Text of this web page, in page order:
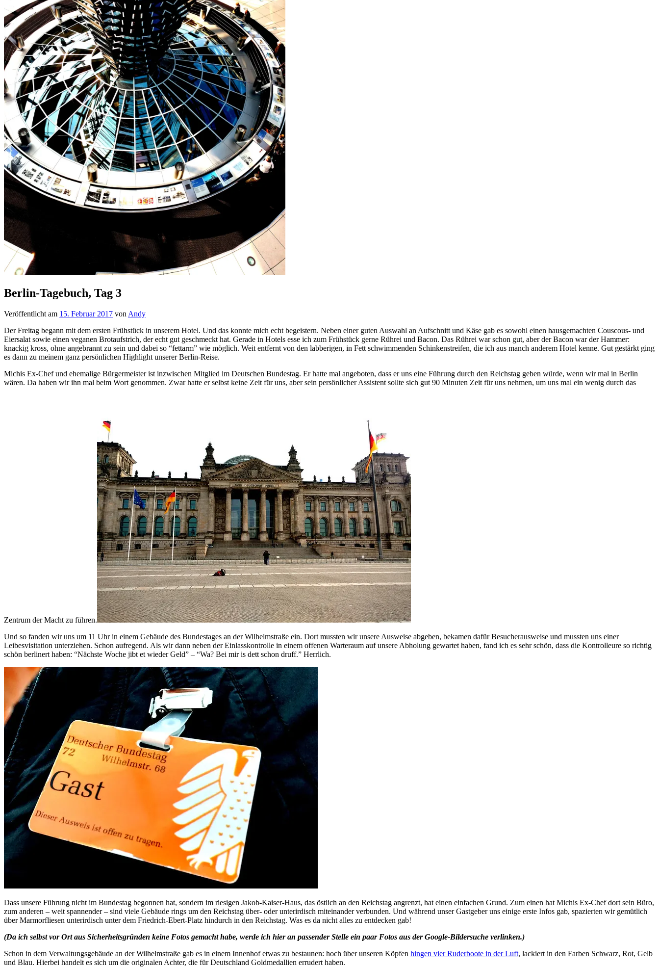
Berlin-Tagebuch, Tag 3
Veröffentlicht am 15. Februar 2017 von Andy
Der Freitag begann mit dem ersten Frühstück in unserem Hotel. Und das konnte mich echt begeistern. Neben einer guten Auswahl an Aufschnitt und Käse gab es sowohl einen hausgemachten Couscous- und
Eiersalat sowie einen veganen Brotaufstrich, der echt gut geschmeckt hat. Gerade in Hotels esse ich zum Frühstück gerne Rührei und Bacon. Das Rührei war schon gut, aber der Bacon war der Hammer:
knackig kross, ohne angebrannt zu sein und dabei so “fettarm” wie möglich. Weit entfernt von den labberigen, in Fett schwimmenden Schinkenstreifen, die ich aus manch anderem Hotel kenne. Gut gestärkt ging
es dann zu meinem ganz persönlichen Highlight unserer Berlin-Reise.
Michis Ex-Chef und ehemalige Bürgermeister ist inzwischen Mitglied im Deutschen Bundestag. Er hatte mal angeboten, dass er uns eine Führung durch den Reichstag geben würde, wenn wir mal in Berlin
wären. Da haben wir ihn mal beim Wort genommen. Zwar hatte er selbst keine Zeit für uns, aber sein persönlicher Assistent sollte sich gut 90 Minuten Zeit für uns nehmen, um uns mal ein wenig durch das
Zentrum der Macht zu führen.
Und so fanden wir uns um 11 Uhr in einem Gebäude des Bundestages an der Wilhelmstraße ein. Dort mussten wir unsere Ausweise abgeben, bekamen dafür Besucherausweise und mussten uns einer
Leibesvisitation unterziehen. Schon aufregend. Als wir dann neben der Einlasskontrolle in einem offenen Warteraum auf unsere Abholung gewartet haben, fand ich es sehr schön, dass die Kontrolleure so richtig
schön berlinert haben: “Nächste Woche jibt et wieder Geld” – “Wa? Bei mir is dett schon druff.” Herrlich.
Dass unsere Führung nicht im Bundestag begonnen hat, sondern im riesigen Jakob-Kaiser-Haus, das östlich an den Reichstag angrenzt, hat einen einfachen Grund. Zum einen hat Michis Ex-Chef dort sein Büro,
zum anderen – weit spannender – sind viele Gebäude rings um den Reichstag über- oder unterirdisch miteinander verbunden. Und während unser Gastgeber uns einige erste Infos gab, spazierten wir gemütlich
über Marmorfliesen unterirdisch unter dem Friedrich-Ebert-Platz hindurch in den Reichstag. Was es da nicht alles zu entdecken gab!
(Da ich selbst vor Ort aus Sicherheitsgründen keine Fotos gemacht habe, werde ich hier an passender Stelle ein paar Fotos aus der Google-Bildersuche verlinken.)
Schon in dem Verwaltungsgebäude an der Wilhelmstraße gab es in einem Innenhof etwas zu bestaunen: hoch über unseren Köpfen hingen vier Ruderboote in der Luft, lackiert in den Farben Schwarz, Rot, Gelb
und Blau. Hierbei handelt es sich um die originalen Achter, die für Deutschland Goldmedallien errudert haben.